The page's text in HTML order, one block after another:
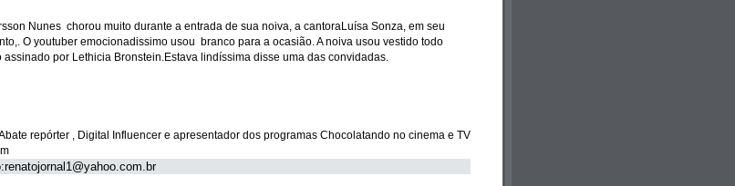
Nunes chorou muito durante a entrada de sua noiva, a cantoraLuísa Sonza, em seu
O youtuber emocionadissimo usou branco para a ocasião. A noiva usou vestido todo
assinado por Lethicia Bronstein.Estava lindíssima disse uma das convidadas.
repórter , Digital Influencer e apresentador dos programas Chocolatando no cinema e TV